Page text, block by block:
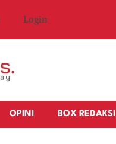
Login
OPINI BOX REDAKSI